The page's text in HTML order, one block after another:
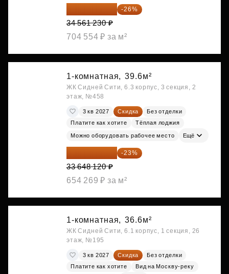
25 575 310 ₽ -26%
34 561 230 ₽
704 554 ₽ за м²
1-комнатная, 39.6м²
ЖК Сидней Сити, 6.3 корпус, 3 секция, 2
этаж, №458
3 кв 2027 Скидка
Без отделки
Платите как хотите
Тёплая лоджия
Можно оборудовать рабочее место Ещё
25 909 052 ₽ -23%
33 648 120 ₽
654 269 ₽ за м²
1-комнатная, 36.6м²
ЖК Сидней Сити, 6.1 корпус, 1 секция, 26
этаж, №195
3 кв 2027 Скидка
Без отделки
Платите как хотите
Вид на Москву-реку